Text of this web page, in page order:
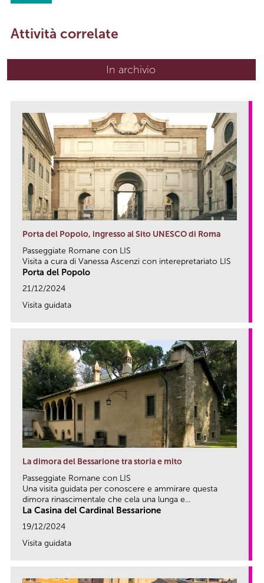
Attività correlate
In archivio
Porta del Popolo, ingresso al Sito UNESCO di Roma
Passeggiate Romane con LIS
Visita a cura di Vanessa Ascenzi con interepretariato LIS
Porta del Popolo
21/12/2024
Visita guidata
La dimora del Bessarione tra storia e mito
Passeggiate Romane con LIS
Una visita guidata per conoscere e ammirare questa
dimora rinascimentale che cela una lunga e...
La Casina del Cardinal Bessarione
19/12/2024
Visita guidata